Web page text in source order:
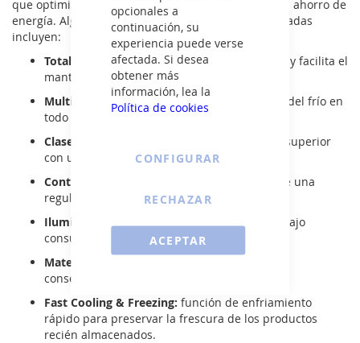
opcionales a
continuación, su
experiencia puede verse
afectada. Si desea
obtener más
información, lea la
Política de cookies
ACEPTAR
CONFIGURAR
RECHAZAR
que optimizan la conservación de los alimentos y el ahorro de
energía. Algunas de sus características más destacadas
incluyen:
Total No Frost:evita la acumulación de hielo y facilita el
mantenimiento.
MultiCool:
sistema de distribución uniforme del frío en
todo el frigorífico.
Clase energética A+++:
eficiencia energética superior
con un menor consumo eléctrico.
Control electrónico de temperatura:
permite una
regulación precisa del frío.
Iluminación LED:luz interior uniforme y de bajo
consumo.
Materiales antibacterianos:
conservación más higiénica de los alimentos.
Fast Cooling & Freezing: función de enfriamiento
rápido para preservar la frescura de los productos
recién almacenados.